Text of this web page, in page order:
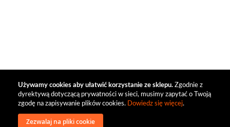
Używamy cookies aby ułatwić korzystanie ze sklepu. Zgodnie z
dyrektywą dotyczącą prywatności w sieci, musimy zapytać o Twoją
zgodę na zapisywanie plików cookies. Dowiedz się więcej.
Zezwalaj na pliki cookie